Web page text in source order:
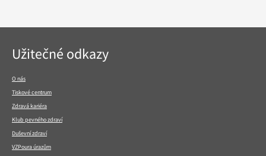
Navigace
v
Užitečné odkazy
O nás
Tiskové centrum
Zdravá kariéra
Klub pevného zdraví
Duševní zdraví
VZPoura úrazům